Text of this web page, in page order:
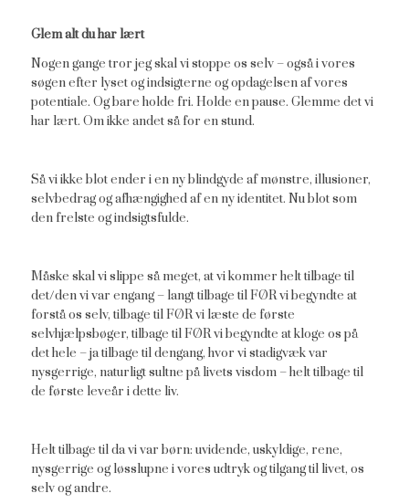
Glem alt du har lært
Nogen gange tror jeg skal vi stoppe os selv – også i vores
søgen efter lyset og indsigterne og opdagelsen af vores
potentiale. Og bare holde fri. Holde en pause. Glemme det vi
har lært. Om ikke andet så for en stund.
Så vi ikke blot ender i en ny blindgyde af mønstre, illusioner,
selvbedrag og afhængighed af en ny identitet. Nu blot som
den frelste og indsigtsfulde.
Måske skal vi slippe så meget, at vi kommer helt tilbage til
det/den vi var engang – langt tilbage til FØR vi begyndte at
forstå os selv, tilbage til FØR vi læste de første
selvhjælpsbøger, tilbage til FØR vi begyndte at kloge os på
det hele – ja tilbage til dengang, hvor vi stadigvæk var
nysgerrige, naturligt sultne på livets visdom – helt tilbage til
de første leveår i dette liv.
Helt tilbage til da vi var børn: uvidende, uskyldige, rene,
nysgerrige og løsslupne i vores udtryk og tilgang til livet, os
selv og andre.